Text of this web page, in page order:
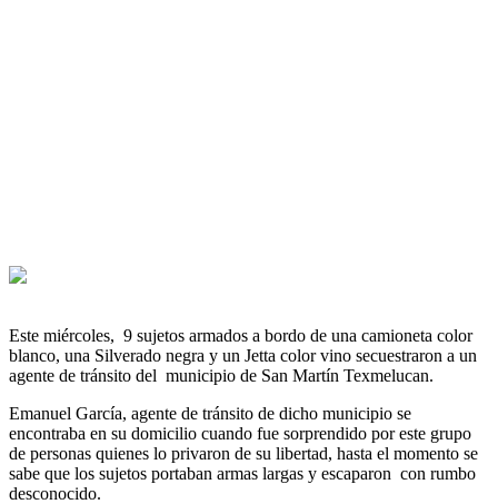
Este miércoles, 9 sujetos armados a bordo de una camioneta color
blanco, una Silverado negra y un Jetta color vino secuestraron a un
agente de tránsito del municipio de San Martín Texmelucan.
Emanuel García, agente de tránsito de dicho municipio se
encontraba en su domicilio cuando fue sorprendido por este grupo
de personas quienes lo privaron de su libertad, hasta el momento se
sabe que los sujetos portaban armas largas y escaparon con rumbo
desconocido.